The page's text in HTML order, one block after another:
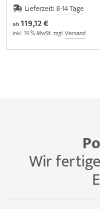
Lieferzeit: 8-14 Tage
ab119,12 €
inkl. 19 % MwSt. zzgl.Versand
Wir